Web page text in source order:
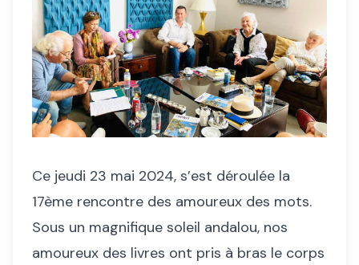
Ce jeudi 23 mai 2024, s’est déroulée la
17ème rencontre des amoureux des mots.
Sous un magnifique soleil andalou, nos
amoureux des livres ont pris à bras le corps